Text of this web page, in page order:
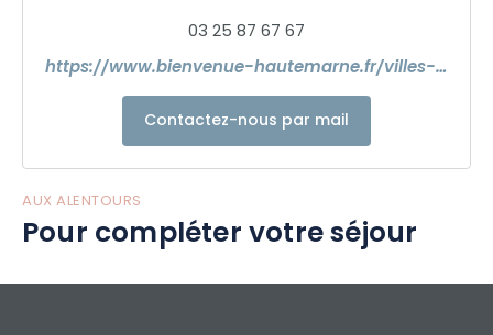
est reine ! Dans les mains habiles de ses vanniers, les brins
d’oeuvre décoratifs.
Terre d’espace et de liberté, le Pays de Langres, sait éveiller
toutes les passions…
disposition pour organiser votre séjour.
03 25 87 67 67
https://www.bienvenue-hautemarne.fr/villes-cites-caractere/langres/que-visiter/
Contactez-nous par mail
AUX ALENTOURS
Pour compléter votre séjour